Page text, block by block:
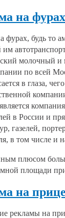
на фурах
фурах, будь
молочный и
по всей
в глаза,
в России и
газелей,
в том числе и
плюсом
площади
на
рекламы на